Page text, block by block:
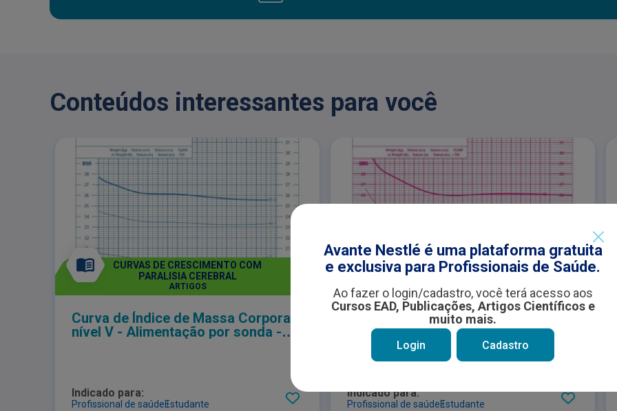
Conteúdos interessantes para você
CURVAS DE CRESCIMENTO COM
PARALISIA CEREBRAL
ARTIGOS
Curva de Índice de Massa Corporal -
nível V - Alimentação por sonda -
Indicado para:
Profissional de saúdeEstudante
CURVAS DE CRESCIMENTO COM
ARTIGOS
Curva de Índice de Massa Corporal -
nível V - Alimentação por sonda -
Feminino
Indicado para:
Profissional de saúdeEstudante
Avante Nestlé é uma plataforma gratuita
e exclusiva para Profissionais de Saúde.
Ao fazer o login/cadastro, você terá acesso aos
Cursos EAD, Publicações, Artigos Científicos e
muito mais.
Login Cadastro